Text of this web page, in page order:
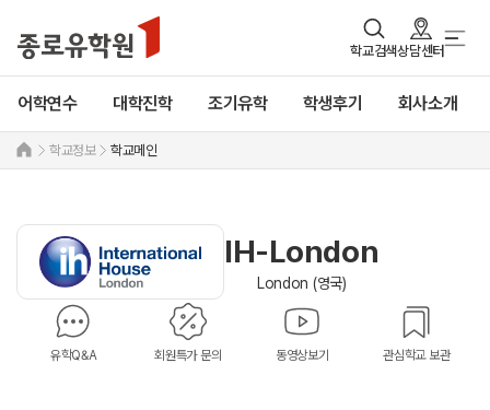
학교검색상담센터
어학연수 대학진학 조기유학 학생후기 회사소개
학교정보 학교메인
IH-London
London (영국)
유학Q&A 회원특가 문의 동영상보기 관심학교 보관